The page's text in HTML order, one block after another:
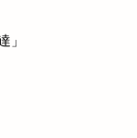
」